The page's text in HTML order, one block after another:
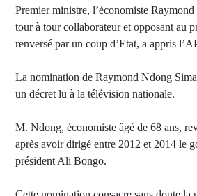
Premier ministre, l’économiste
tour à tour collaborateur et opposant au
renversé par un coup d’Etat, a appris
La nomination de Raymond Ndong
un décret lu à la télévision nationale.
M. Ndong, économiste âgé de 68 ans,
après avoir dirigé entre 2012 et 2014 le
président Ali Bongo.